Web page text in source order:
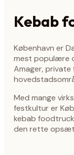
Kebab
København er
mest populære
Amager,
Med mange
festkultur er
kebab
den rette